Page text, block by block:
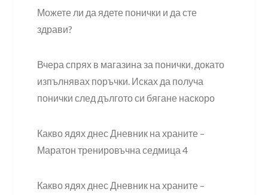
Можете ли да ядете понички и да сте
здрави?
Вчера спрях в магазина за понички, докато
изпълнявах поръчки. Исках да получа
понички след дългото си бягане наскоро
Какво ядях днес Дневник на храните –
Маратон тренировъчна седмица 4
Какво ядях днес Дневник на храните –